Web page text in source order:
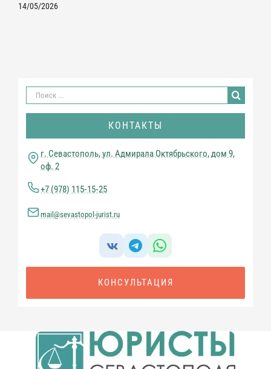
14/05/2026
Результат
поиска:
КОНТАКТЫ
г. Севастополь, ул. Адмирала Октябрьского, дом 9,
оф. 2
+7 (978) 115‑15‑25
mail@sevastopol-jurist.ru
КОНСУЛЬТАЦИЯ